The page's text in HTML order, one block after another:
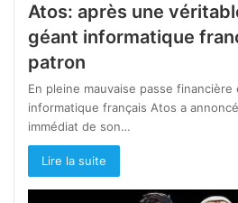
Atos: après une
géant informatique
patron
En pleine mauvaise passe
informatique français Atos a
immédiat de son…
Lire la suite